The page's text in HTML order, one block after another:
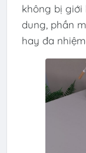
không bị giới
dung, phần
hay đa